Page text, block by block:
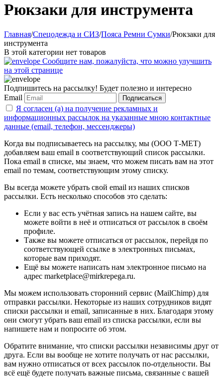
Рюкзаки для инструмента
Главная/Спецодежда и СИЗ/Пояса Ремни Сумки/Рюкзаки для
инструмента
В этой категории нет товаров
Сообщите нам, пожалуйста, что можно улучшить
на этой странице
Подпишитесь на рассылку! Будет полезно и интересно
Email
Подписаться
Я согласен (а) на получение рекламных и
информационных рассылок на указанные мною контактные
данные (email, телефон, мессенджеры)
Когда вы подписываетесь на рассылку, мы (ООО Т-МЕТ)
добавляем ваш email в соответствующий список рассылки.
Пока email в списке, мы знаем, что можем писать вам на этот
email по темам, соответствующим этому списку.
Вы всегда можете убрать свой email из наших списков
рассылки. Есть несколько способов это сделать:
Если у вас есть учётная запись на нашем сайте, вы
можете войти в неё и отписаться от рассылок в своём
профиле.
Также вы можете отписаться от рассылок, перейдя по
соответствующей ссылке в электронных письмах,
которые вам приходят.
Ещё вы можете написать нам электронное письмо на
адрес marketplace@mirkrepega.ru.
Мы можем использовать сторонний сервис (MailChimp) для
отправки рассылки. Некоторые из наших сотрудников видят
списки рассылки и email, записанные в них. Благодаря этому
они смогут убрать ваш email из списка рассылки, если вы
напишете нам и попросите об этом.
Обратите внимание, что списки рассылки независимы друг от
друга. Если вы вообще не хотите получать от нас рассылки,
вам нужно отписаться от всех рассылок по-отдельности. Вы
всё ещё будете получать важные письма, связанные с вашей